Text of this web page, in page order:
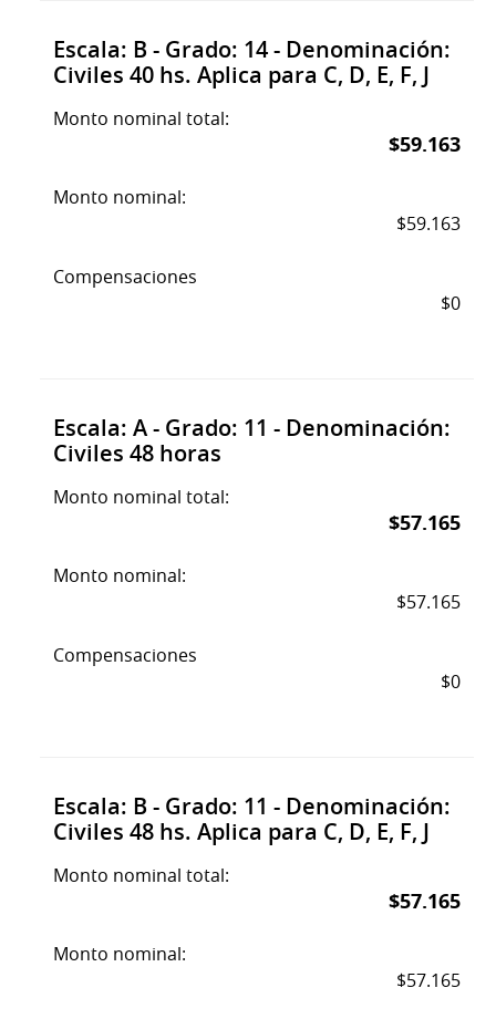
Escala: B - Grado: 14 - Denominación:
Civiles 40 hs. Aplica para C, D, E, F, J
Monto nominal total:
$59.163
Monto nominal:
$59.163
Compensaciones
$0
Escala: A - Grado: 11 - Denominación:
Civiles 48 horas
Monto nominal total:
$57.165
Monto nominal:
$57.165
Compensaciones
$0
Escala: B - Grado: 11 - Denominación:
Civiles 48 hs. Aplica para C, D, E, F, J
Monto nominal total:
$57.165
Monto nominal:
$57.165